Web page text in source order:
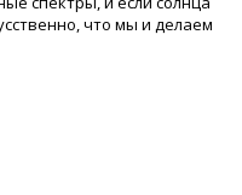
что мы и делаем